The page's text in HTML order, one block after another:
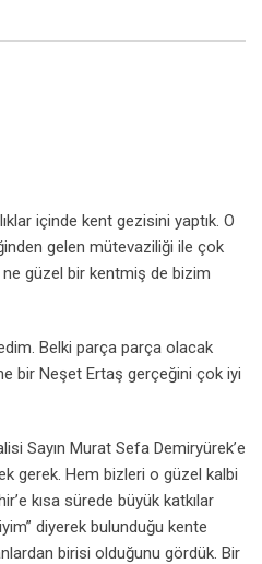
içinde kent gezisini yaptık. O
gelen mütevaziliği ile çok
ne güzel bir kentmiş de bizim
Belki parça parça olacak
bir Neşet Ertaş gerçeğini çok iyi
Sayın Murat Sefa Demiryürek’e
gerek. Hem bizleri o güzel kalbi
kısa sürede büyük katkılar
diyerek bulunduğu kente
birisi olduğunu gördük. Bir